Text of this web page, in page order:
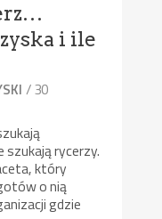
i ile
/ 30
szukają rycerzy.
który
o nią
gdzie